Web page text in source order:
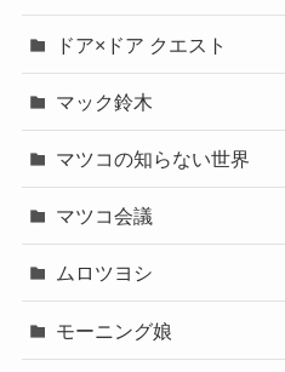
ドア×ドア クエスト
マック鈴木
マツコの知らない世界
マツコ会議
ムロツヨシ
モーニング娘